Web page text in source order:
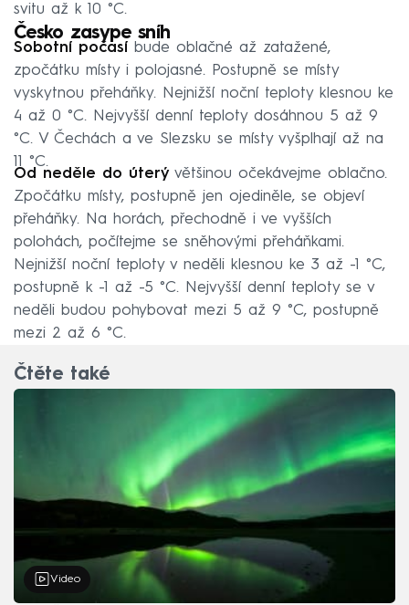
svitu až k 10 °C.
Česko zasype sníh
Sobotní počasí bude oblačné až zatažené,
zpočátku místy i polojasné. Postupně se místy
vyskytnou přeháňky. Nejnižší noční teploty klesnou ke
4 až 0 °C. Nejvyšší denní teploty dosáhnou 5 až 9
°C. V Čechách a ve Slezsku se místy vyšplhají až na
11 °C.
Od neděle do úterývětšinou očekávejme oblačno.
Zpočátku místy, postupně jen ojediněle, se objeví
přeháňky. Na horách, přechodně i ve vyšších
polohách, počítejme se sněhovými přeháňkami.
Nejnižší noční teploty v neděli klesnou ke 3 až -1 °C,
postupně k -1 až -5 °C. Nejvyšší denní teploty se v
neděli budou pohybovat mezi 5 až 9 °C, postupně
mezi 2 až 6 °C.
Čtěte také
Video